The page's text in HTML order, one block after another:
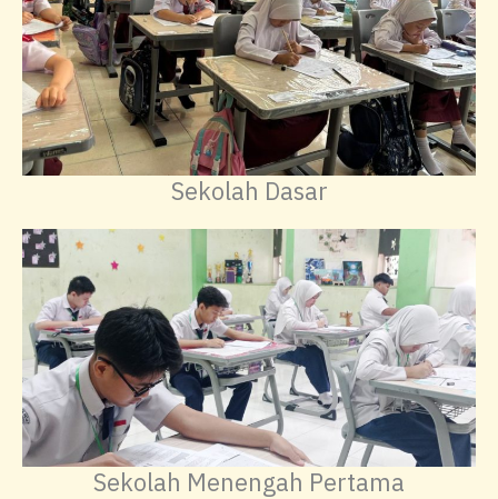
Sekolah Dasar
Sekolah Menengah Pertama